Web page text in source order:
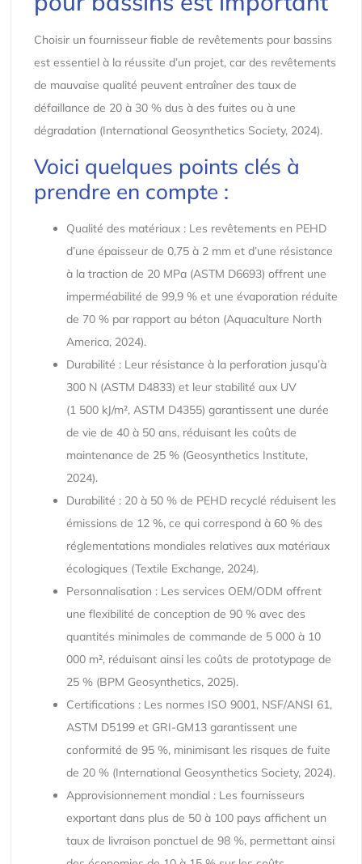
Choisir un fournisseur fiable de revêtements pour bassins
est essentiel à la réussite d’un projet, car des revêtements
de mauvaise qualité peuvent entraîner des taux de
défaillance de 20 à 30 % dus à des fuites ou à une
dégradation (International Geosynthetics Society, 2024).
Voici quelques points clés à
prendre en compte :
Qualité des matériaux : Les revêtements en PEHD
d’une épaisseur de 0,75 à 2 mm et d’une résistance
à la traction de 20 MPa (ASTM D6693) offrent une
imperméabilité de 99,9 % et une évaporation réduite
de 70 % par rapport au béton (Aquaculture North
America, 2024).
Durabilité : Leur résistance à la perforation jusqu’à
300 N (ASTM D4833) et leur stabilité aux UV
(1 500 kJ/m², ASTM D4355) garantissent une durée
de vie de 40 à 50 ans, réduisant les coûts de
maintenance de 25 % (Geosynthetics Institute,
2024).
Durabilité : 20 à 50 % de PEHD recyclé réduisent les
émissions de 12 %, ce qui correspond à 60 % des
réglementations mondiales relatives aux matériaux
écologiques (Textile Exchange, 2024).
Personnalisation : Les services OEM/ODM offrent
une flexibilité de conception de 90 % avec des
quantités minimales de commande de 5 000 à 10
000 m², réduisant ainsi les coûts de prototypage de
25 % (BPM Geosynthetics, 2025).
Certifications : Les normes ISO 9001, NSF/ANSI 61,
ASTM D5199 et GRI-GM13 garantissent une
conformité de 95 %, minimisant les risques de fuite
de 20 % (International Geosynthetics Society, 2024).
Approvisionnement mondial : Les fournisseurs
exportant dans plus de 50 à 100 pays affichent un
taux de livraison ponctuel de 98 %, permettant ainsi